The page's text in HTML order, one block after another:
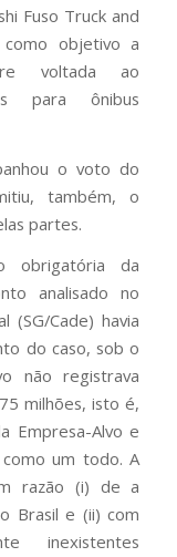
Fuso Truck and
objetivo a
voltada ao
para ônibus
o voto do
também, o
partes.
obrigatória da
analisado no
(SG/Cade) havia
do caso, sob o
não registrava
milhões, isto é,
Empresa-Alvo e
um todo. A
razão (i) de a
Brasil e (ii) com
inexistentes